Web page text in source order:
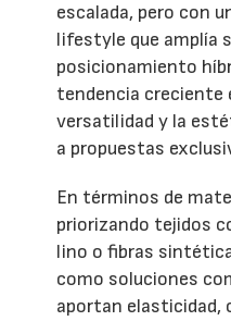
escalada, pero con
lifestyle que amplía
posicionamiento
tendencia creciente
versatilidad y la
a propuestas
En términos de
priorizando tejidos
lino o fibras
como soluciones
aportan elasticidad,